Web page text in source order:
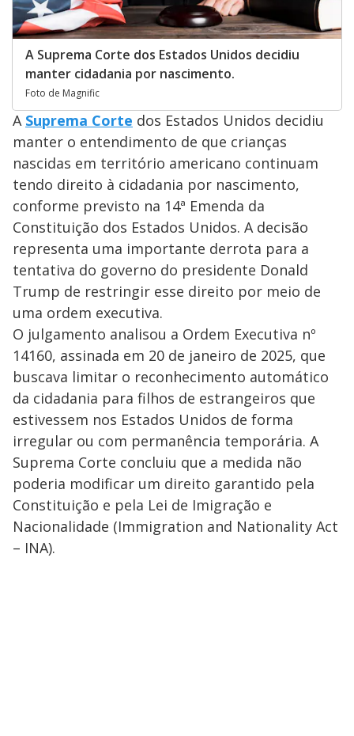
A Suprema Corte dos Estados Unidos decidiu
manter cidadania por nascimento.
Foto de Magnific
A Suprema Corte dos Estados Unidos decidiu
manter o entendimento de que crianças
nascidas em território americano continuam
tendo direito à cidadania por nascimento,
conforme previsto na 14ª Emenda da
Constituição dos Estados Unidos. A decisão
representa uma importante derrota para a
tentativa do governo do presidente Donald
Trump de restringir esse direito por meio de
uma ordem executiva.
O julgamento analisou a Ordem Executiva nº
14160, assinada em 20 de janeiro de 2025, que
buscava limitar o reconhecimento automático
da cidadania para filhos de estrangeiros que
estivessem nos Estados Unidos de forma
irregular ou com permanência temporária. A
Suprema Corte concluiu que a medida não
poderia modificar um direito garantido pela
Constituição e pela Lei de Imigração e
Nacionalidade (Immigration and Nationality Act
– INA).